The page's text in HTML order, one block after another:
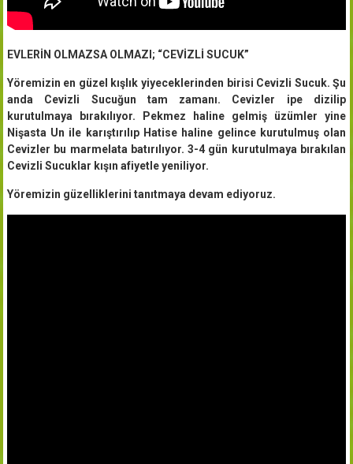
EVLERİN OLMAZSA OLMAZI; “CEVİZLİ SUCUK”
Yöremizin en güzel kışlık yiyeceklerinden birisi Cevizli Sucuk. Şu
anda Cevizli Sucuğun tam zamanı. Cevizler ipe dizilip
kurutulmaya bırakılıyor. Pekmez haline gelmiş üzümler yine
Nişasta Un ile karıştırılıp Hatise haline gelince kurutulmuş olan
Cevizler bu marmelata batırılıyor. 3-4 gün kurutulmaya bırakılan
Cevizli Sucuklar kışın afiyetle yeniliyor.
Yöremizin güzelliklerini tanıtmaya devam ediyoruz.